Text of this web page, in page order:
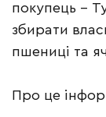
покупець –
збирати
пшениці та
Про це